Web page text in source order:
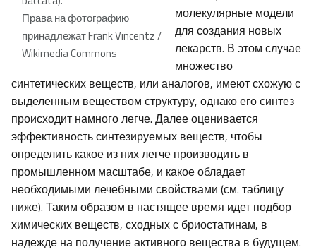
Права на фотографию
принадлежат Frank Vincentz /
Wikimedia Commons
молекулярные модели
для создания новых
лекарств. В этом случае
множество
синтетических веществ, или аналогов, имеют схожую с
выделенным веществом структуру, однако его синтез
происходит намного легче. Далее оценивается
эффективность синтезируемых веществ, чтобы
определить какое из них легче производить в
промышленном масштабе, и какое обладает
необходимыми лечебными свойствами (см. таблицу
ниже). Таким образом в настящее время идет подбор
химических веществ, сходных с бриостатинам, в
надежде на получение активного вещества в будущем.